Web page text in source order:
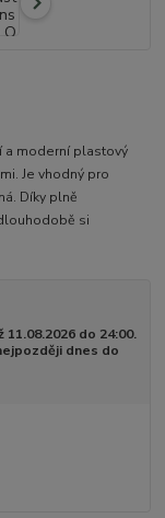
a moderní plastový
Je vhodný pro
Díky plně
si
do 24:00.
dnes do